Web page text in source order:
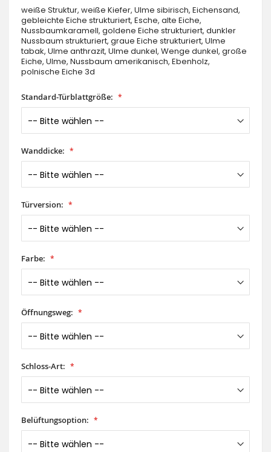
weiße Struktur, weiße Kiefer, Ulme sibirisch, Eichensand,
gebleichte Eiche strukturiert, Esche, alte Eiche,
Nussbaumkaramell, goldene Eiche strukturiert, dunkler
Nussbaum strukturiert, graue Eiche strukturiert, Ulme
tabak, Ulme anthrazit, Ulme dunkel, Wenge dunkel, große
Eiche, Ulme, Nussbaum amerikanisch, Ebenholz,
polnische Eiche 3d
Standard-Türblattgröße:
Wanddicke:
Türversion:
Farbe:
Öffnungsweg:
Schloss-Art:
Belüftungsoption: